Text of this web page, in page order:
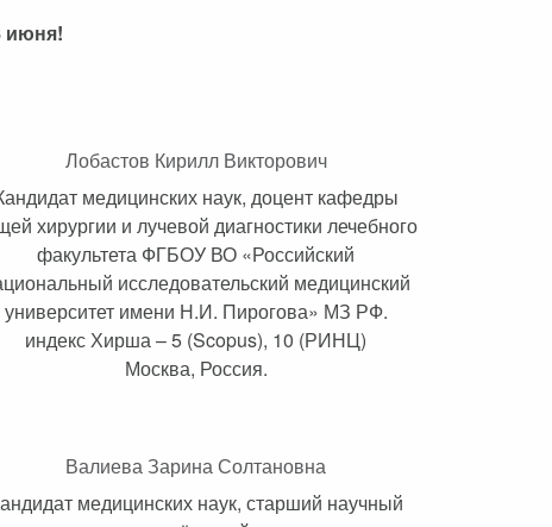
июня!
Лобастов Кирилл Викторович
медицинских наук, доцент кафедры
хирургии и лучевой диагностики лечебного
факультета ФГБОУ ВО «Российский
исследовательский медицинский
университет имени Н.И. Пирогова» МЗ РФ.
индекс Хирша – 5 (Scopus), 10 (РИНЦ)
Москва, Россия.
Валиева Зарина Солтановна
медицинских наук, старший научный